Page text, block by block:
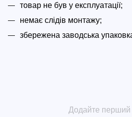
товар не був у експлуатації;
немає слідів монтажу;
збережена заводська
Додайте перший